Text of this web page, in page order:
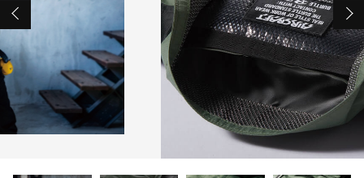
ショッピングを続ける
カートを確認する
ポロシャツ・Tシャツ
ワークパンツ
コンプレッション
並び順